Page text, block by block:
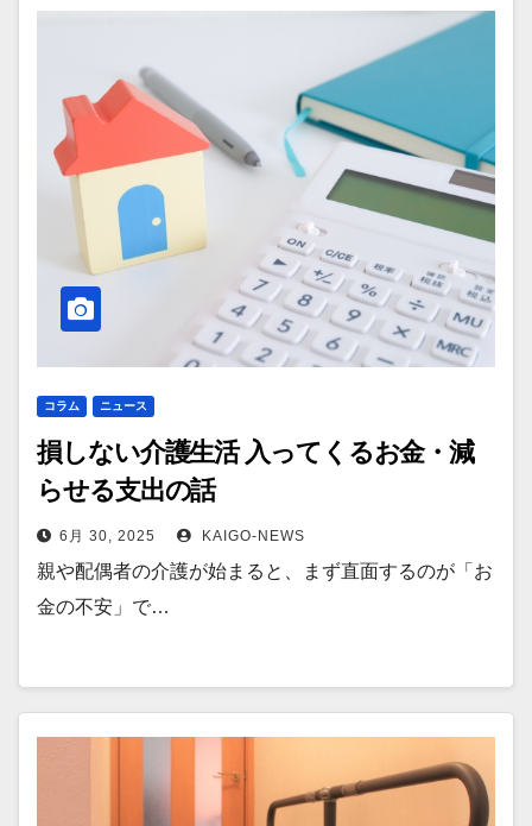
コラム ニュース
損しない介護生活 入ってくるお金・減
らせる支出の話
6月 30, 2025 KAIGO-NEWS
親や配偶者の介護が始まると、まず直面するのが「お
金の不安」で…